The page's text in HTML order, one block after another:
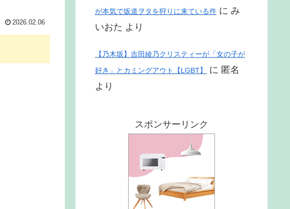
2026.02.06
が本気で坂道ヲタを狩りに来ている件 に み
いおた より
【乃木坂】吉田綾乃クリスティーが「女の子が
好き」とカミングアウト【LGBT】
に 匿名
より
スポンサーリンク